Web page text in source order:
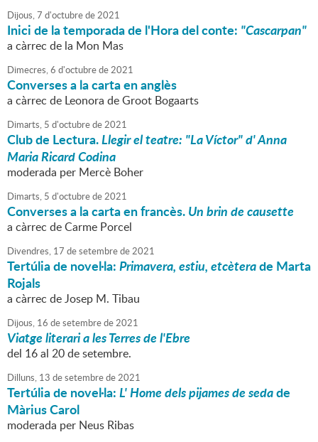
Dijous,7 d'octubrede2021
Inici de la temporada de l'Hora del conte: "Cascarpan"
a càrrec de la Mon Mas
Dimecres,6 d'octubrede2021
Converses a la carta en anglès
a càrrec de Leonora de Groot Bogaarts
Dimarts, 5 d'octubrede2021
Club de Lectura.Llegir el teatre: "La Víctor" d' Anna
Maria Ricard Codina
moderada per Mercè Boher
Dimarts, 5 d'octubrede2021
Converses a la carta en francès.Un brin de causette
a càrrec de Carme Porcel
Divendres, 17 desetembrede2021
Tertúlia de novel·la:Primavera, estiu, etcèterade Marta
Rojals
a càrrec de Josep M. Tibau
Dijous, 16 desetembrede2021
Viatge literari a les Terres de l'Ebre
del 16 al 20 de setembre.
Dilluns, 13 desetembrede2021
Tertúlia de novel·la:L' Home dels pijames de sedade
Màrius Carol
moderada per Neus Ribas